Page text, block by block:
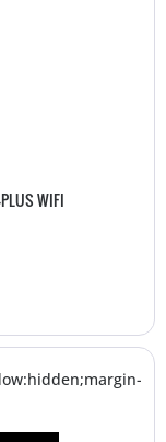
WIFI